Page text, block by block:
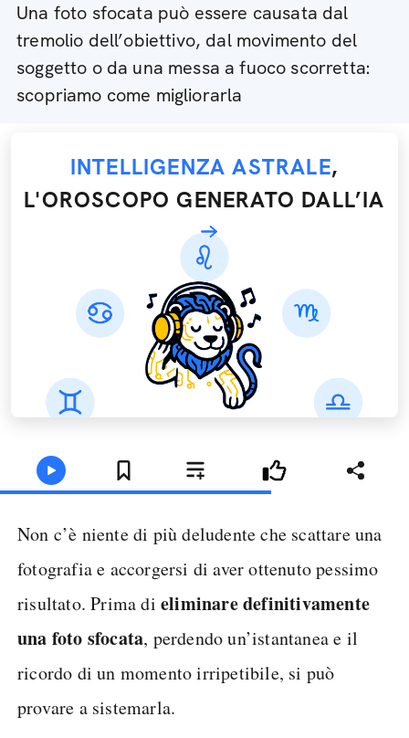
Una foto sfocata può essere causata dal
tremolio dell’obiettivo, dal movimento del
soggetto o da una messa a fuoco scorretta:
scopriamo come migliorarla
INTELLIGENZA ASTRALE,
L'OROSCOPO GENERATO DALL’IA
Non c’è niente di più deludente che scattare una
fotografia e accorgersi di aver ottenuto pessimo
risultato. Prima di eliminare definitivamente
una foto sfocata, perdendo un’istantanea e il
ricordo di un momento irripetibile, si può
provare a sistemarla.